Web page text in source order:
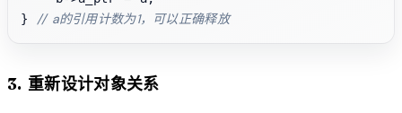
} // a的引用计数为1，可以正确释放
3. 重新设计对象关系